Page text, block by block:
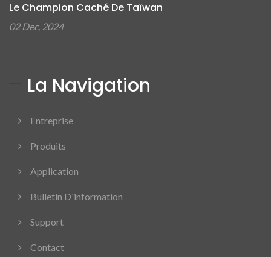
Le Champion Caché De Taïwan
02 Dec, 2024
La Navigation
Entreprise
Produits
Application
Bulletin D'information
Support
Contact